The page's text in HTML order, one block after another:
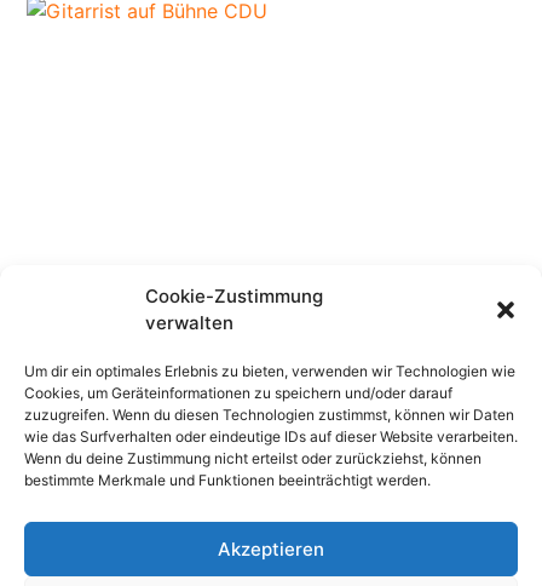
Cookie-Zustimmung
verwalten
Um dir ein optimales Erlebnis zu bieten, verwenden wir Technologien wie
Cookies, um Geräteinformationen zu speichern und/oder darauf
zuzugreifen. Wenn du diesen Technologien zustimmst, können wir Daten
wie das Surfverhalten oder eindeutige IDs auf dieser Website verarbeiten.
Wenn du deine Zustimmung nicht erteilst oder zurückziehst, können
bestimmte Merkmale und Funktionen beeinträchtigt werden.
Akzeptieren
Auftakt Event Mit Live Band Fotografiert
© 2024 Events-Fotograf Matthias Rethmann